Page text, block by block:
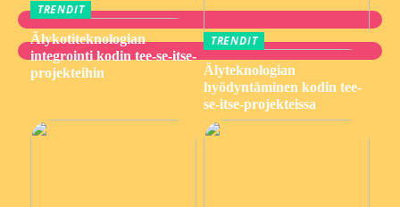
TRENDIT
Älykotiteknologian
integrointi kodin tee-se-itse-
projekteihin
TRENDIT
Älyteknologian
hyödyntäminen kodin tee-
se-itse-projekteissa